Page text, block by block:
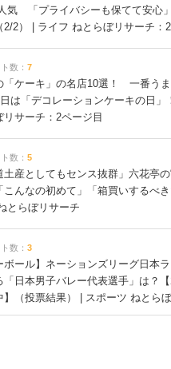
気 「プライバシーも保てて安心
2/2） | ライフ ねとらぼリサーチ：
数： 7
「ケーキ」の名店10選！ 一番うま
日は「デコレーションケーキの日
リサーチ：2ページ目
数： 5
土産としてもセンス抜群」六花亭
んなの初めて」「箱買いするべき
とらぼリサーチ
数： 3
ボール】ネーションズリーグ日本
「日本男子バレー代表選手」は？
】（投票結果） | スポーツ ねとら